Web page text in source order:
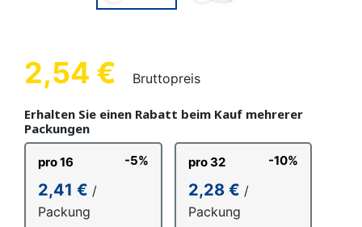
2,54 € Bruttopreis
Erhalten Sie einen Rabatt beim Kauf mehrerer
Packungen
pro 16 -5%
2,41 € /
Packung
pro 32 -10%
2,28 € /
Packung